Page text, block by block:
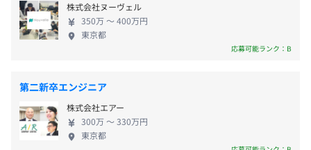
・OJTあり
・資格取得支援制度あり
相談の上、ご希望のマシンを支給いたします。
昇給あり：年1回
株式会社ヌーヴェル
350万 〜 400万円
東京都
応募可能ランク：B
第二新卒エンジニア
株式会社エアー
300万 〜 330万円
東京都